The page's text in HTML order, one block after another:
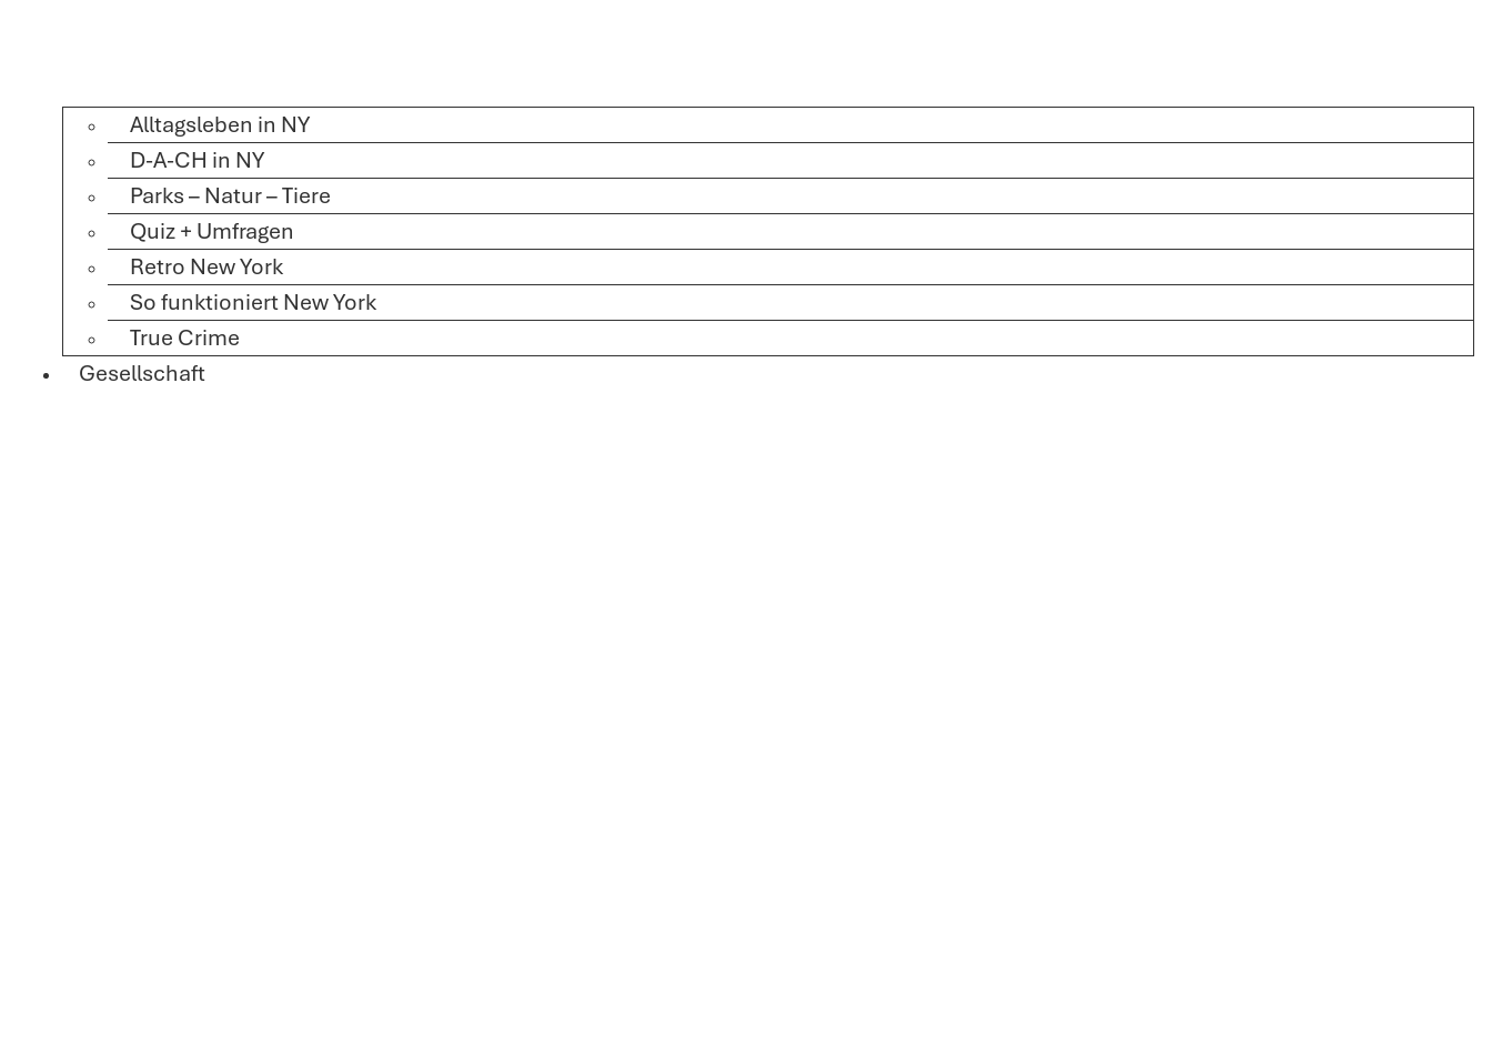
Alltagsleben in NY
D-A-CH in NY
Parks – Natur – Tiere
Quiz + Umfragen
Retro New York
So funktioniert New York
True Crime
Gesellschaft